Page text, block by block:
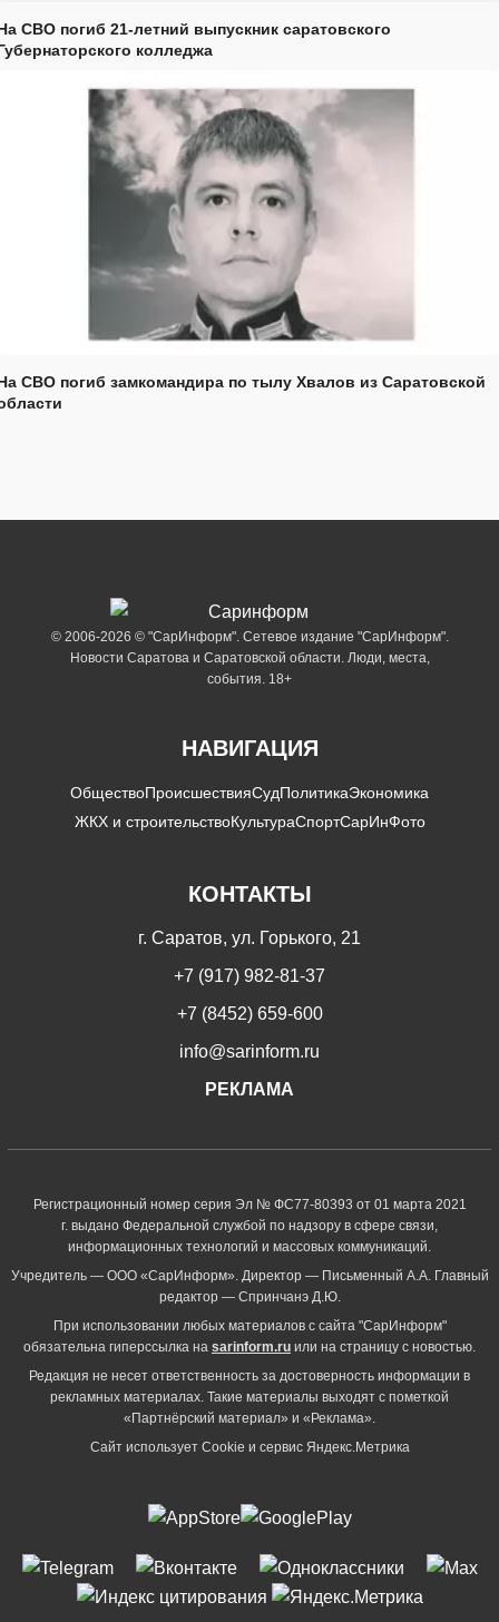
СВО погиб 21-летний выпускник саратовского
колледжа
СВО погиб замкомандира по тылу Хвалов из Саратовской
© 2006-2026 © "СарИнформ". Сетевое издание "СарИнформ".
Новости Саратова и Саратовской области. Люди, места,
события. 18+
НАВИГАЦИЯ
ОбществоПроисшествияСудПолитикаЭкономика
ЖКХ и строительствоКультураСпортСарИнФото
КОНТАКТЫ
г. Саратов, ул. Горького, 21
+7 (917) 982-81-37
+7 (8452) 659-600
info@sarinform.ru
РЕКЛАМА
Регистрационный номер серия Эл № ФС77-80393 от 01 марта 2021
г. выдано Федеральной службой по надзору в сфере связи,
информационных технологий и массовых коммуникаций.
Учредитель — ООО «СарИнформ». Директор — Письменный А.А. Главный
редактор — Спринчанэ Д.Ю.
При использовании любых материалов с сайта "СарИнформ"
обязательна гиперссылка на sarinform.ru или на страницу с новостью.
Редакция не несет ответственность за достоверность информации в
рекламных материалах. Такие материалы выходят с пометкой
«Партнёрский материал» и «Реклама».
Сайт использует Cookie и сервиc Яндекс.Метрика